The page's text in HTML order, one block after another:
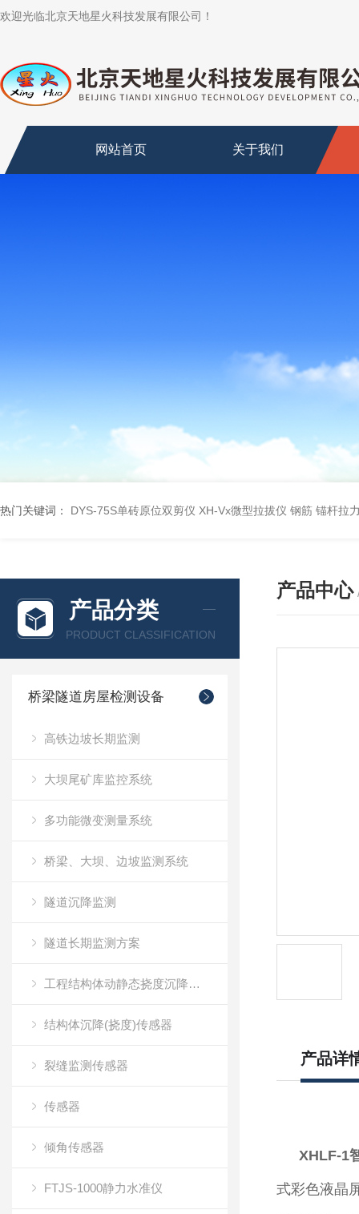
欢迎光临北京天地星火科技发展有限公司！
网站首页 关于我们
热门关键词： DYS-75S单砖原位双剪仪 XH-Vx微型拉拔仪 钢筋 锚杆拉
产品分类
PRODUCT CLASSIFICATION
桥梁隧道房屋检测设备
高铁边坡长期监测
大坝尾矿库监控系统
多功能微变测量系统
桥梁、大坝、边坡监测系统
隧道沉降监测
隧道长期监测方案
工程结构体动静态挠度沉降测试传感器
结构体沉降(挠度)传感器
裂缝监测传感器
传感器
倾角传感器
FTJS-1000静力水准仪
产品中心
产品详
XHLF-1
式彩色液晶